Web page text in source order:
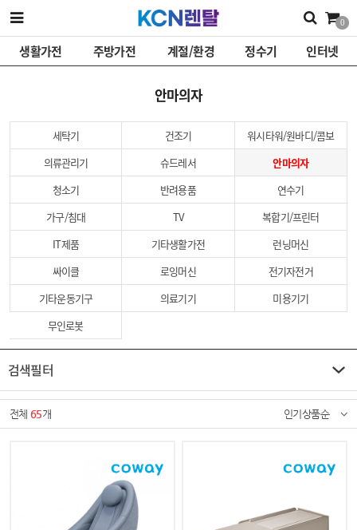
0
생활가전 주방가전 계절/환경 정수기 인터넷
안마의자
세탁기 건조기
워시타워/원바디/콤보
의류관리기
슈드레서
안마의자
청소기
반려용품
연수기
가구/침대
TV
복합기/프린터
IT제품
기타생활가전
런닝머신
싸이클
로잉머신
전기자전거
기타운동기구
의료기기
미용기기
무인로봇
검색필터
전체65개 인기상품순